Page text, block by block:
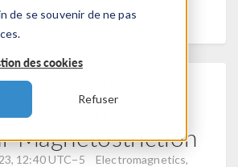
de se souvenir de ne pas
des cookies
Refuser
one, click here.
Coupling
With
Magnetostriction
12:40 UTC−5
Electromagnetics,